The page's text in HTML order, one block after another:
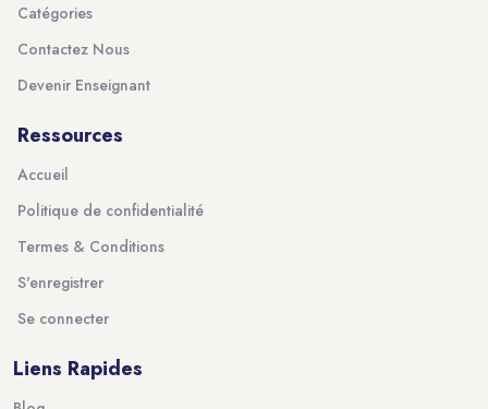
Catégories
Contactez Nous
Devenir Enseignant
Ressources
Accueil
Politique de confidentialité
Termes & Conditions
S'enregistrer
Se connecter
Liens Rapides